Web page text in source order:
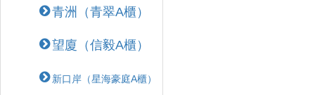
青洲（青翠A櫃）
望廈（信毅A櫃）
新口岸（星海豪庭A櫃）